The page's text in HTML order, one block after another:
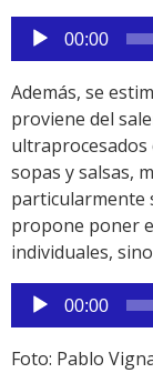
Reproductor
de
audio
00:00
Además, se
proviene del
ultraprocesados
sopas y salsas,
particularmente
propone poner
individuales,
Reproductor
de
audio
00:00
Foto: Pablo